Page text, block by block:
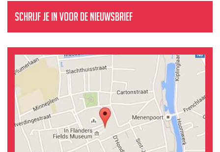
Schrijf je in voor de nieuwsbrief